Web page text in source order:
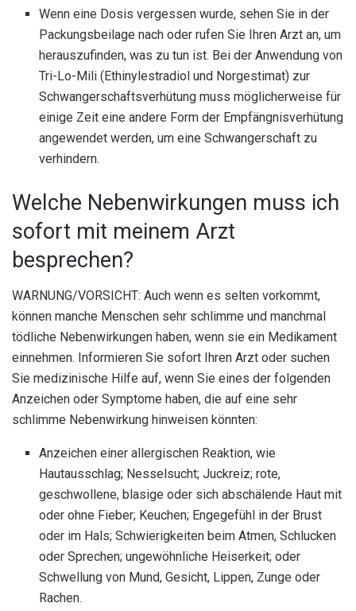
Wenn eine Dosis vergessen wurde, sehen Sie in der
Packungsbeilage nach oder rufen Sie Ihren Arzt an, um
herauszufinden, was zu tun ist. Bei der Anwendung von
Tri-Lo-Mili (Ethinylestradiol und Norgestimat) zur
Schwangerschaftsverhütung muss möglicherweise für
einige Zeit eine andere Form der Empfängnisverhütung
angewendet werden, um eine Schwangerschaft zu
verhindern.
Welche Nebenwirkungen muss ich
sofort mit meinem Arzt
besprechen?
WARNUNG/VORSICHT: Auch wenn es selten vorkommt,
können manche Menschen sehr schlimme und manchmal
tödliche Nebenwirkungen haben, wenn sie ein Medikament
einnehmen. Informieren Sie sofort Ihren Arzt oder suchen
Sie medizinische Hilfe auf, wenn Sie eines der folgenden
Anzeichen oder Symptome haben, die auf eine sehr
schlimme Nebenwirkung hinweisen könnten:
Anzeichen einer allergischen Reaktion, wie
Hautausschlag; Nesselsucht; Juckreiz; rote,
geschwollene, blasige oder sich abschälende Haut mit
oder ohne Fieber; Keuchen; Engegefühl in der Brust
oder im Hals; Schwierigkeiten beim Atmen, Schlucken
oder Sprechen; ungewöhnliche Heiserkeit; oder
Schwellung von Mund, Gesicht, Lippen, Zunge oder
Rachen.